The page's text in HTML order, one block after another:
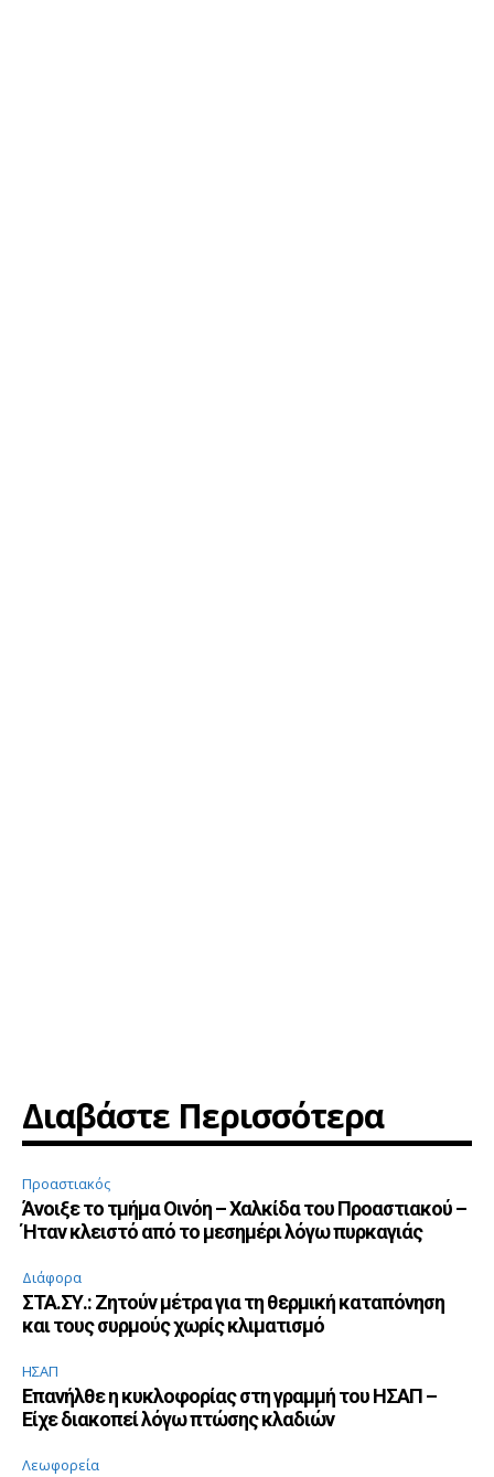
Διαβάστε Περισσότερα
Προαστιακός
Άνοιξε το τμήμα Οινόη – Χαλκίδα του Προαστιακού –
Ήταν κλειστό από το μεσημέρι λόγω πυρκαγιάς
Διάφορα
ΣΤΑ.ΣΥ.: Ζητούν μέτρα για τη θερμική καταπόνηση
και τους συρμούς χωρίς κλιματισμό
ΗΣΑΠ
Επανήλθε η κυκλοφορίας στη γραμμή του ΗΣΑΠ –
Είχε διακοπεί λόγω πτώσης κλαδιών
Λεωφορεία